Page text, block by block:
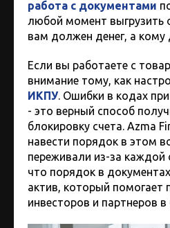
работа с документами
любой момент выгрузить
вам должен денег, а
Если вы работаете с
внимание тому, как
ИКПУ. Ошибки в кодах
- это верный способ
блокировку счета. Azma
навести порядок в этом
переживали из-за каждой
что порядок в
актив, который помогает
инвесторов и партнеров